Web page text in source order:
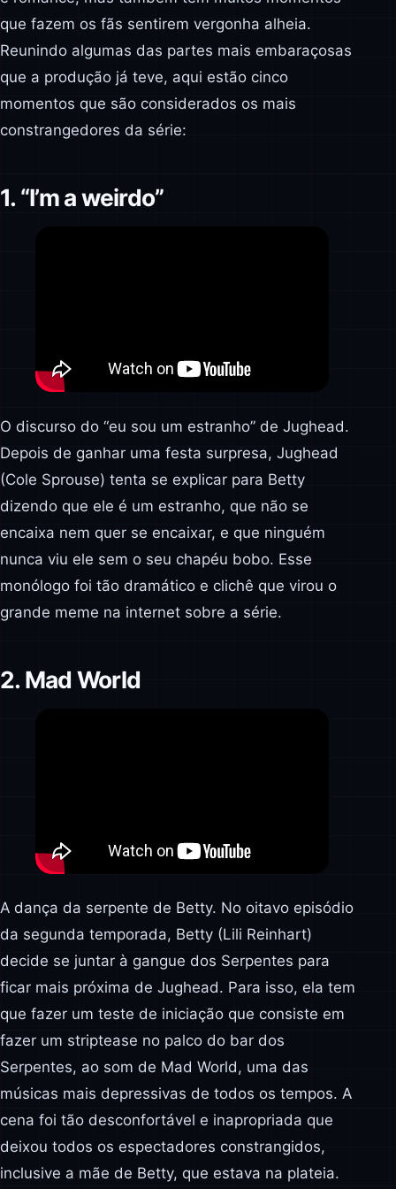
que fazem os fãs sentirem vergonha alheia.
Reunindo algumas das partes mais embaraçosas
que a produção já teve, aqui estão cinco
momentos que são considerados os mais
constrangedores da série:
1. “I’m a weirdo”
O discurso do “eu sou um estranho” de Jughead.
Depois de ganhar uma festa surpresa, Jughead
(Cole Sprouse) tenta se explicar para Betty
dizendo que ele é um estranho, que não se
encaixa nem quer se encaixar, e que ninguém
nunca viu ele sem o seu chapéu bobo. Esse
monólogo foi tão dramático e clichê que virou o
grande meme na internet sobre a série.
2. Mad World
A dança da serpente de Betty. No oitavo episódio
da segunda temporada, Betty (Lili Reinhart)
decide se juntar à gangue dos Serpentes para
ficar mais próxima de Jughead. Para isso, ela tem
que fazer um teste de iniciação que consiste em
fazer um striptease no palco do bar dos
Serpentes, ao som de Mad World, uma das
músicas mais depressivas de todos os tempos. A
cena foi tão desconfortável e inapropriada que
deixou todos os espectadores constrangidos,
inclusive a mãe de Betty, que estava na plateia.